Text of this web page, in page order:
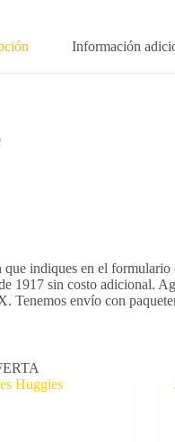
Información
que indiques en el
1917 sin costo adicional.
envío con